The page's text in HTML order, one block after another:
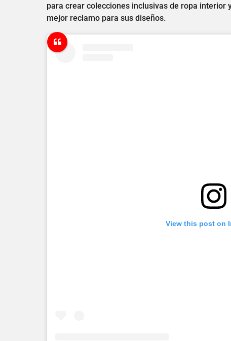
para crear colecciones inclusivas de ropa interior
mejor reclamo para sus diseños.
View this post on